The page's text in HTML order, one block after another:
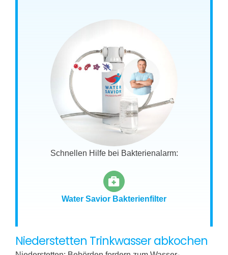
Schnellen Hilfe bei Bakterienalarm:
Water Savior Bakterienfilter
Niederstetten Trinkwasser abkochen